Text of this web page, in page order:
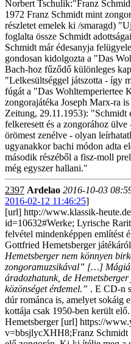
Norbert Tschulik:"Franz
1972 Franz Schmidt mint
részletet emelek ki /smaragd)
foglalta össze Schmidt
Schmidt már édesanyja
gondosan kidolgozta a "Das
Bach-hoz fűződő különleges
"Lelkesültséggel játszotta - így
fúgát a "Das Wohltemperiertee
zongorajátéka Joseph Marx-ra
Zeitung, 29.11.1953): "Schmidt
felkeresett és a zongorához
örömest zenélve - olyan
ugyanakkor bachi módon adta
második részéből a fisz-moll
még egyszer hallani."
2397 Ardelao 2016-10-03
2016-02-12 11:46:25]
[url] http://www.klassik-
id=10632#Werke; Lyrische
felvétel mindenképpen említést
Gottfried Hemetsberger
Hemetsberger nem könnyen
zongoramuzsikával” […]
áradozhatunk, de
közönséget érdemel.” . E CD-n
dúr románca is, amelyet sokáig
kottája csak 1950-ben került
Hemetsberger [url] https://
v=bbsjlycXHH8;Franz Schmidt